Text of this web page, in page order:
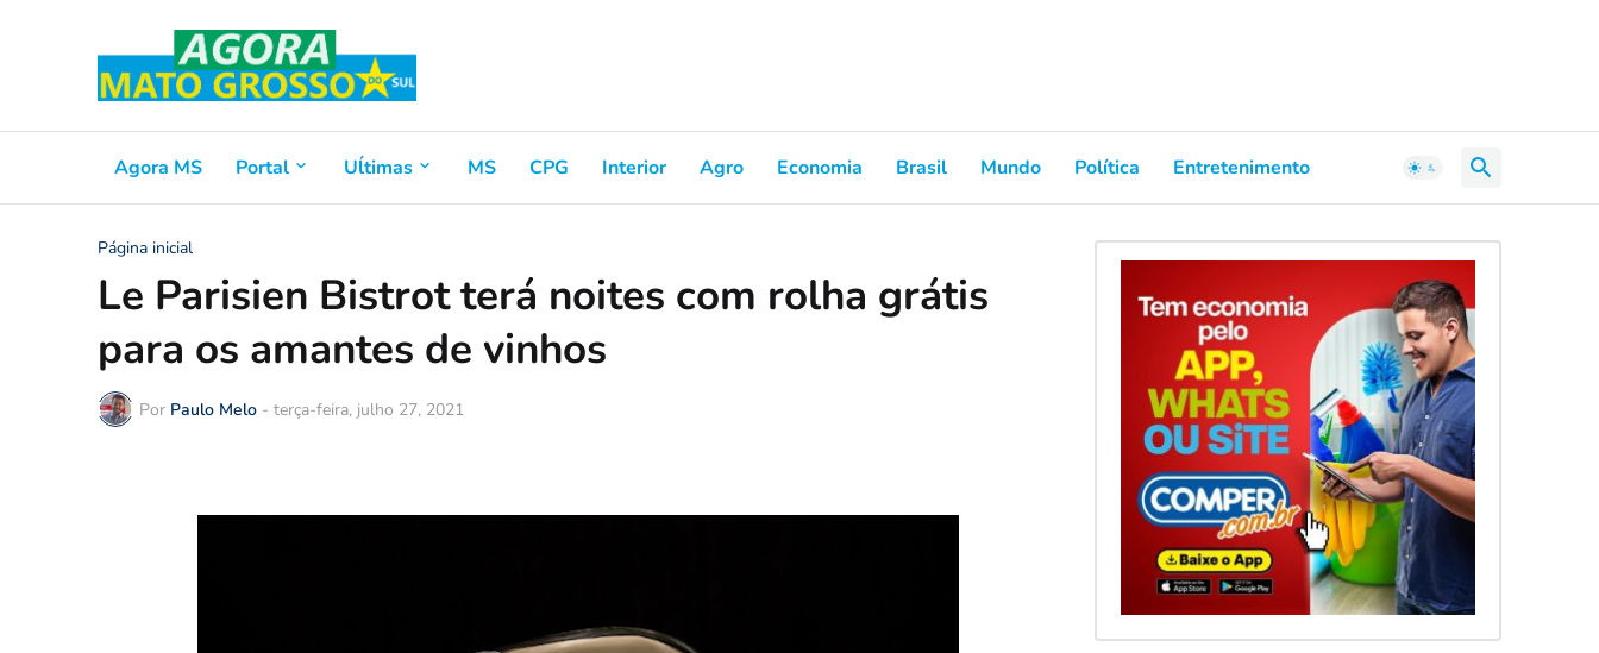
Agora MS Portal Uĺtimas MS CPG Interior Agro Economia Brasil Mundo Política Entretenimento
Página inicial
Le Parisien Bistrot terá noites com rolha grátis
para os amantes de vinhos
Por Paulo Melo - terça-feira, julho 27, 2021